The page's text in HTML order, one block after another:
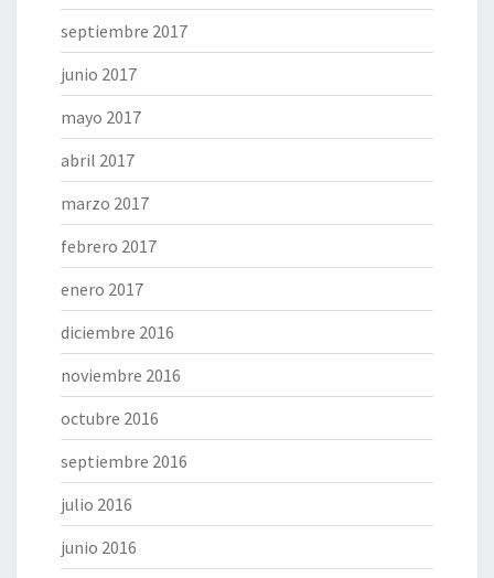
septiembre 2017
junio 2017
mayo 2017
abril 2017
marzo 2017
febrero 2017
enero 2017
diciembre 2016
noviembre 2016
octubre 2016
septiembre 2016
julio 2016
junio 2016